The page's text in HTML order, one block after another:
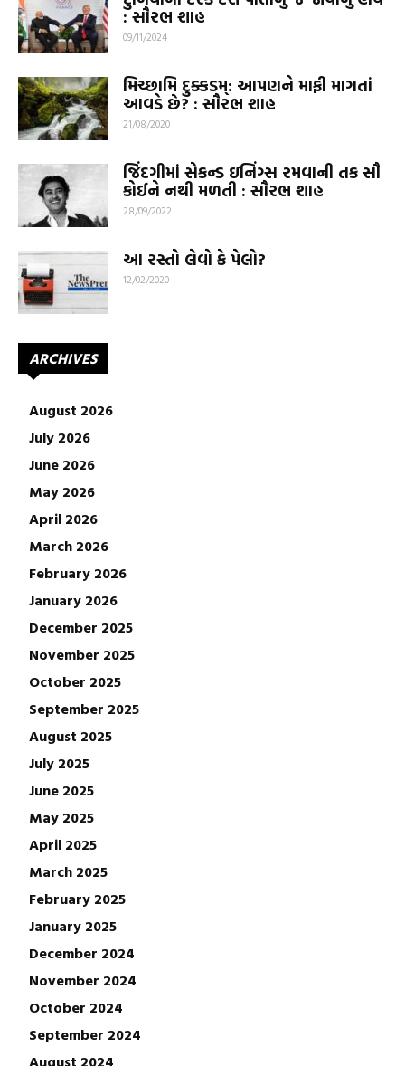
: સૌરભ શાહ
09/11/2024
મિચ્છામિ દુક્કડમ્: આપણને માફી માગતાં
આવડે છે? : સૌરભ શાહ
21/08/2020
જિંદગીમાં સેકન્ડ ઇનિંગ્સ રમવાની તક સૌ
કોઈને નથી મળતી : સૌરભ શાહ
28/09/2022
આ રસ્તો લેવો કે પેલો?
12/02/2020
ARCHIVES
August 2026
July 2026
June 2026
May 2026
April 2026
March 2026
February 2026
January 2026
December 2025
November 2025
October 2025
September 2025
August 2025
July 2025
June 2025
May 2025
April 2025
March 2025
February 2025
January 2025
December 2024
November 2024
October 2024
September 2024
August 2024